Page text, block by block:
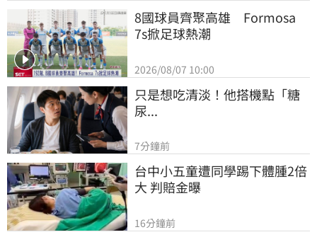
8國球員齊聚高雄　Formosa
7s掀足球熱潮
2026/08/07 10:00
只是想吃清淡！他搭機點「糖
尿...
7分鐘前
台中小五童遭同學踢下體腫2倍
大 判賠金曝
16分鐘前